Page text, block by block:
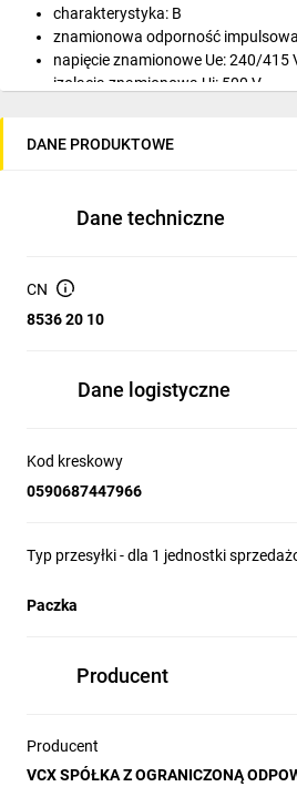
charakterystyka: B
znamionowa odporność
napięcie znamionowe Ue: 240/415
izolacja znamionowa Ui: 500 V
żywotność mechaniczna: 100000
temp. składowania: -30/+70°C
moment dokręcenia zacisków
możliwość podłączenia za pomocą
DANE PRODUKTOWE
Dane techniczne
CN
8536 20 10
Dane logistyczne
Kod kreskowy
0590687447966
Typ przesyłki - dla 1 jednostki
Paczka
Producent
Producent
VCX SPÓŁKA Z OGRANICZONĄ